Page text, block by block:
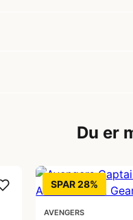
Du er
SPAR 28%
AVENGERS